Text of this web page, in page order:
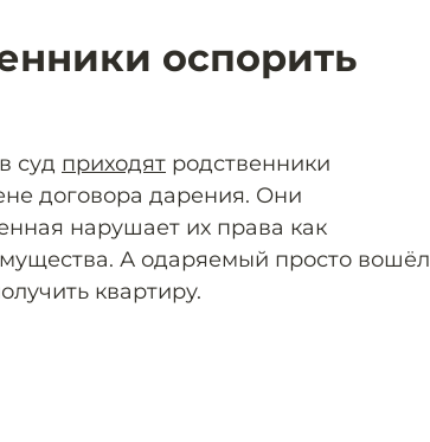
оспорить
суд приходят родственники
договора дарения. Они
нарушает их права как
А одаряемый просто вошёл
квартиру.